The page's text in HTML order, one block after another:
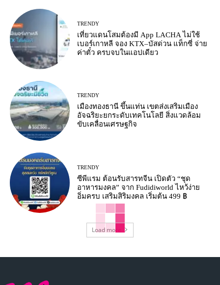
TRENDY
เที่ยวแดนโสมต้องมี App LACHA ไม่ใช้
เบอร์เกาหลี จอง KTX–บัสด่วน แท็กซี่ จ่าย
ค่าตั๋ว ครบจบในแอปเดียว
TRENDY
เมืองทองธานี ขึ้นแท่น เขตส่งเสริมเมือง
อัจฉริยะยกระดับเทคโนโลยี สิ่งแวดล้อม
ขับเคลื่อนเศรษฐกิจ
TRENDY
ซีพีแรม ต้อนรับสารทจีน เปิดตัว “ชุด
อาหารมงคล” จาก Fudidiworld ไหว้ง่าย
อิ่มครบ เสริมสิริมงคล เริ่มต้น 499 ฿
Load more